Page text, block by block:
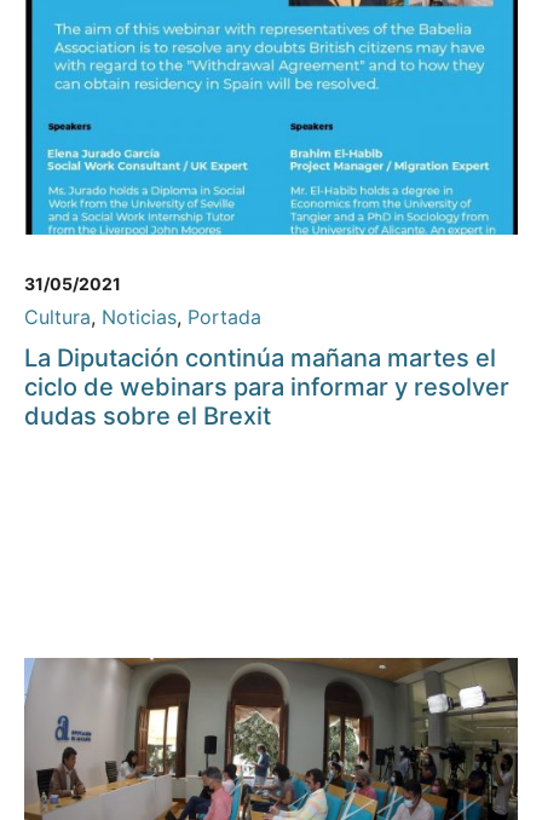
31/05/2021
Cultura, Noticias, Portada
La Diputación continúa mañana martes el
ciclo de webinars para informar y resolver
dudas sobre el Brexit